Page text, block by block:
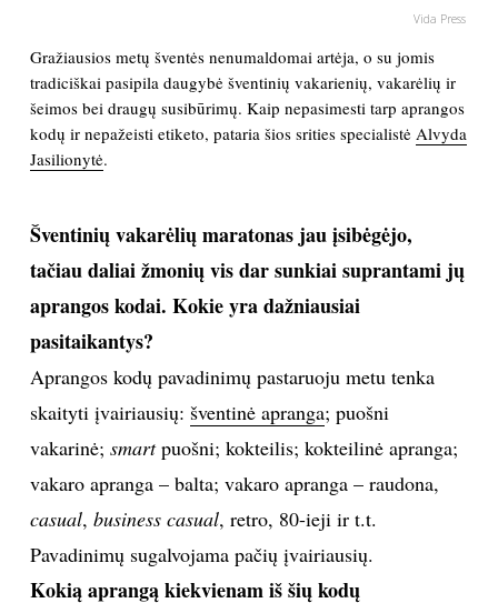
KULTŪRA
LAISVALAIKIS
KINAS
MUZIKA
TEATRAS
SPORTAS
MENAS
ORAI
Vida Press
Gražiausios metų šventės nenumaldomai artėja, o su jomis
tradiciškai pasipila daugybė šventinių vakarienių, vakarėlių ir
šeimos bei draugų susibūrimų. Kaip nepasimesti tarp aprangos
kodų ir nepažeisti etiketo, pataria šios srities specialistė Alvyda
Jasilionytė.
Šventinių vakarėlių maratonas jau įsibėgėjo,
tačiau daliai žmonių vis dar sunkiai suprantami jų
aprangos kodai. Kokie yra dažniausiai
pasitaikantys?
Aprangos kodų pavadinimų pastaruoju metu tenka
skaityti įvairiausių: šventinė apranga; puošni
vakarinė; smartpuošni; kokteilis; kokteilinė apranga;
vakaro apranga – balta; vakaro apranga – raudona,
casual, business casual, retro, 80-ieji ir t.t.
Pavadinimų sugalvojama pačių įvairiausių.
Kokią aprangą kiekvienam iš šių kodų